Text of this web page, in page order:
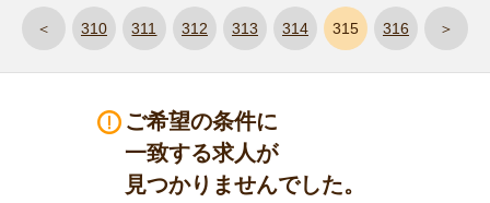
＜ 310 311 312 313 314 315 316 ＞
ご希望の条件に
一致する求人が
見つかりませんでした。